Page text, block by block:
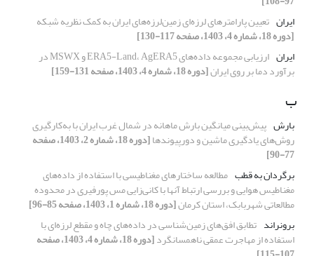
ایران تعیین پارامترهای لرزه‌ای زمین‌لرزه‌های ایران به کمک نظریه شبکه
[دوره 18، شماره 4، 1403، صفحه 117-130]
ایران
ارزیابی مجموعه داده‌های ERA5-Land، AgERA5 و MSWX در
برآورد دما بر روی ایران[دوره 18، شماره 4، 1403، صفحه 131-159]
ب
بارش پیش‌بینی میانگین بارش ماهانه در شمال غرب ایران با به‌کارگیری
روش‌های یادگیری ماشین و دورپیوندها [دوره 18، شماره 2، 1403، صفحه
77-90]
برگردان به قطب مطالعه ساختارهای مغناطیسی با استفاده از داده‌های
مغناطیس هوایی و بررسی ارتباط آنها با کانی‌زایی مس پورفیری در محدوده
مطالعاتی شهربابک، استان کرمان[دوره 18، شماره 1، 1403، صفحه 85-96]
برونراند تطابق افق‌های زمین‌شناسی در داده‌های چاه و مقطع لرزه‌ای با
استفاده از مهاجرت عمقی ناهمسانگرد [دوره 18، شماره 4، 1403، صفحه